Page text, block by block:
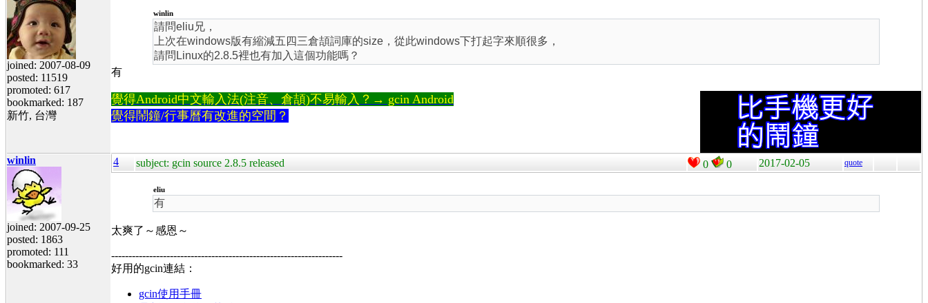
joined: 2007-08-09
posted: 11519
promoted: 617
bookmarked: 187
新竹, 台灣
winlin
請問eliu兄，
上次在windows版有縮減五四三倉頡詞庫的size，從此windows下打起字來順很多，
請問Linux的2.8.5裡也有加入這個功能嗎？
有
覺得Android中文輸入法(注音、倉頡)不易輸入？→ gcin Android
覺得鬧鐘/行事曆有改進的空間？
winlin
joined: 2007-09-25
posted: 1863
promoted: 111
bookmarked: 33
4 subject: gcin source 2.8.5 released 0 0 2017-02-05 quote
eliu
有
太爽了～感恩～
-------------------------------------------------------------------
好用的gcin連結：
gcin使用手冊